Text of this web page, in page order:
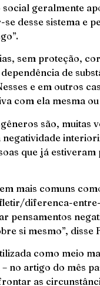
geralmente
desse sistema e
sem proteção,
de
e em outros
com ela mesma
são, muitas
que já estiveram
mais comuns
diferenca-
pensamentos
si mesmo”, disse
como meio
artigo do mês
as